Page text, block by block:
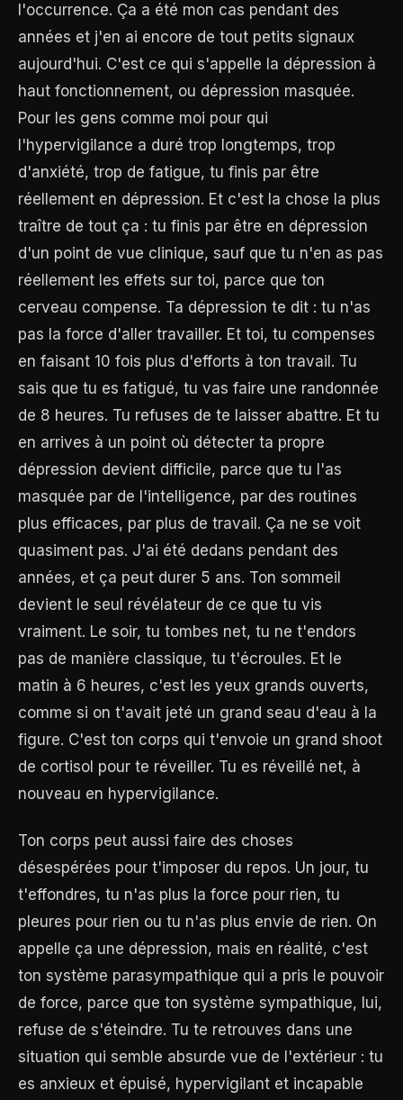
l'occurrence. Ça a été mon cas pendant des
années et j'en ai encore de tout petits signaux
aujourd'hui. C'est ce qui s'appelle la dépression à
haut fonctionnement, ou dépression masquée.
Pour les gens comme moi pour qui
l'hypervigilance a duré trop longtemps, trop
d'anxiété, trop de fatigue, tu finis par être
réellement en dépression. Et c'est la chose la plus
traître de tout ça : tu finis par être en dépression
d'un point de vue clinique, sauf que tu n'en as pas
réellement les effets sur toi, parce que ton
cerveau compense. Ta dépression te dit : tu n'as
pas la force d'aller travailler. Et toi, tu compenses
en faisant 10 fois plus d'efforts à ton travail. Tu
sais que tu es fatigué, tu vas faire une randonnée
de 8 heures. Tu refuses de te laisser abattre. Et tu
en arrives à un point où détecter ta propre
dépression devient difficile, parce que tu l'as
masquée par de l'intelligence, par des routines
plus efficaces, par plus de travail. Ça ne se voit
quasiment pas. J'ai été dedans pendant des
années, et ça peut durer 5 ans. Ton sommeil
devient le seul révélateur de ce que tu vis
vraiment. Le soir, tu tombes net, tu ne t'endors
pas de manière classique, tu t'écroules. Et le
matin à 6 heures, c'est les yeux grands ouverts,
comme si on t'avait jeté un grand seau d'eau à la
figure. C'est ton corps qui t'envoie un grand shoot
de cortisol pour te réveiller. Tu es réveillé net, à
nouveau en hypervigilance.
Ton corps peut aussi faire des choses
désespérées pour t'imposer du repos. Un jour, tu
t'effondres, tu n'as plus la force pour rien, tu
pleures pour rien ou tu n'as plus envie de rien. On
appelle ça une dépression, mais en réalité, c'est
ton système parasympathique qui a pris le pouvoir
de force, parce que ton système sympathique, lui,
refuse de s'éteindre. Tu te retrouves dans une
situation qui semble absurde vue de l'extérieur : tu
es anxieux et épuisé, hypervigilant et incapable